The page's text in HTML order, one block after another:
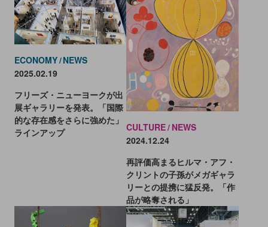
ECONOMY NEWS
2025.02.19
フリーズ・ニューヨークが出
展ギャラリーを発表。「国際
的な存在感をさらに強めた」
ラインアップ
CULTURE NEWS
2024.12.24
再評価高まるヒルマ・アフ・
クリントの子孫がメガギャラ
リーとの提携に猛反発。「作
品が略奪される」